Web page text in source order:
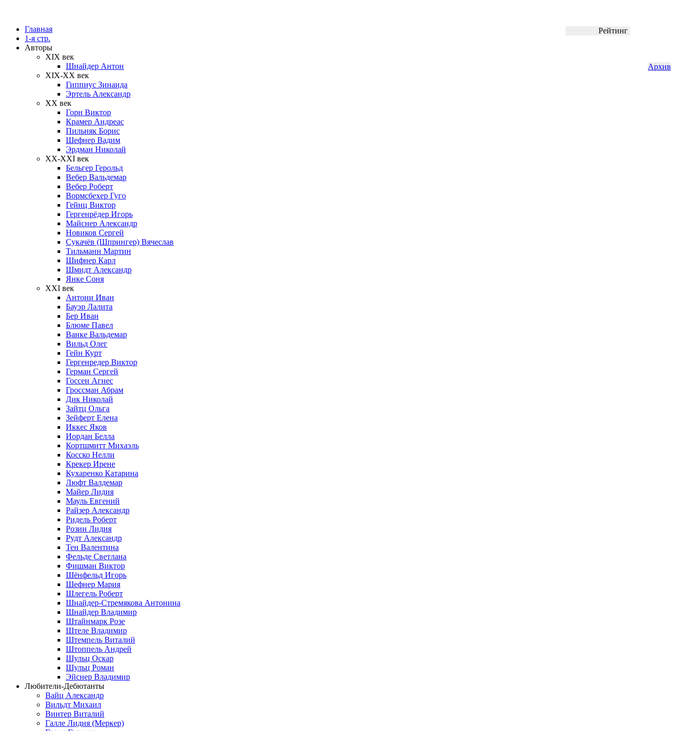
Главная
1-я стр.
Авторы
XIX век
Шнайдер Антон
XIX-XX век
Гиппиус Зинаида
Эртель Александр
XX век
Горн Виктор
Крамер Андреас
Пильняк Борис
Шефнер Вадим
Эрдман Николай
ХХ-XXI век
Бельгер Герольд
Вебер Вальдемар
Вебер Роберт
Вормсбехер Гуго
Гейнц Виктор
Гергенрёдер Игорь
Майснер Александр
Новиков Сергей
Сукачёв (Шпрингер) Вячеслав
Тильманн Мартин
Шифнер Карл
Шмидт Александр
Янке Соня
XXI век
Антони Иван
Бауэр Лалита
Бер Иван
Блюме Павел
Ванке Вальдемар
Вильд Олег
Гейн Курт
Гергенредер Виктор
Герман Сергей
Госсен Агнес
Гроссман Абрам
Дик Николай
Зайтц Ольга
Зейферт Елена
Иккес Яков
Иордан Белла
Кортшмитт Михаэль
Косско Нелли
Крекер Ирене
Кухаренко Катарина
Люфт Валдемaр
Майер Лидия
Мауль Евгений
Райзер Александр
Ридель Роберт
Розин Лидия
Рудт Александр
Тен Валентина
Фельде Светлана
Фишман Виктор
Шёнфельд Игорь
Шефнер Мария
Шлегель Роберт
Шнайдер-Стремякова Антонина
Шнайдер Владимир
Штайнмарк Розe
Штеле Владимир
Штемпель Виталий
Штоппель Андрей
Шульц Оскар
Шульц Роман
Эйснер Владимир
Любители-Дебютанты
Вайц Александр
Вильдт Михаил
Винтер Виталий
Галле Лидия (Меркер)
Рейтинг
Архив